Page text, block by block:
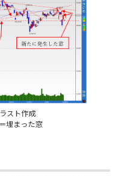
スト作成
埋まった窓